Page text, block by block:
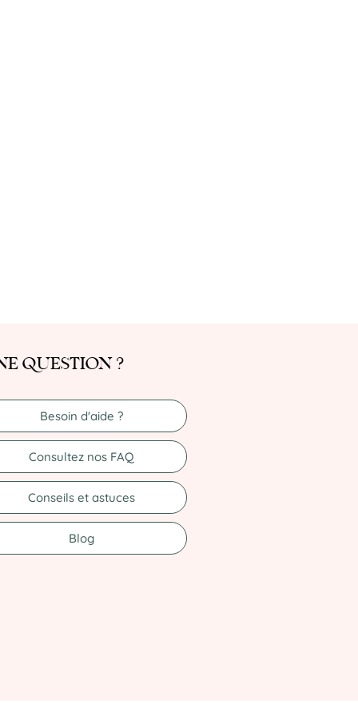
question ?
Besoin d'aide ?
Consultez nos FAQ
Conseils et astuces
Blog